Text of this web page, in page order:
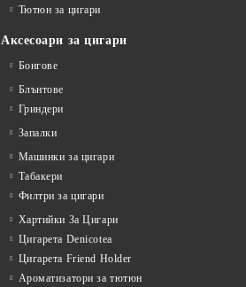
Тютюн за цигари
Аксесоари за цигари
Бонгове
Блънтове
Гриндери
Запалки
Машинки за цигари
Табакери
Филтри за цигари
Хартийки За Цигари
Цигарета Denicotea
Цигарета Friend Holder
Ароматизатори за тютюн